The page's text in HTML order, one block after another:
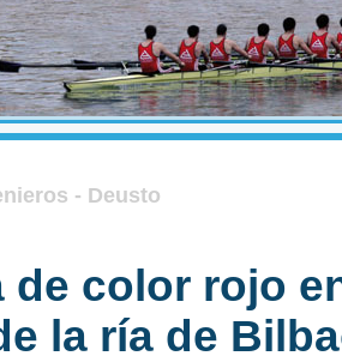
- Deusto
de color rojo
la ría de